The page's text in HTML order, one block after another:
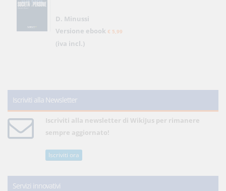
D. Minussi
Versione ebook € 5,99
(iva incl.)
Iscriviti alla Newsletter
Iscriviti alla newsletter di WikiJus per rimanere
sempre aggiornato!
Iscriviti ora
Servizi innovativi